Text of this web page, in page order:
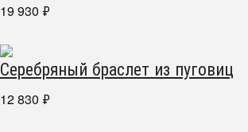
19 930 ₽
Серебряный браслет из пуговиц
12 830 ₽